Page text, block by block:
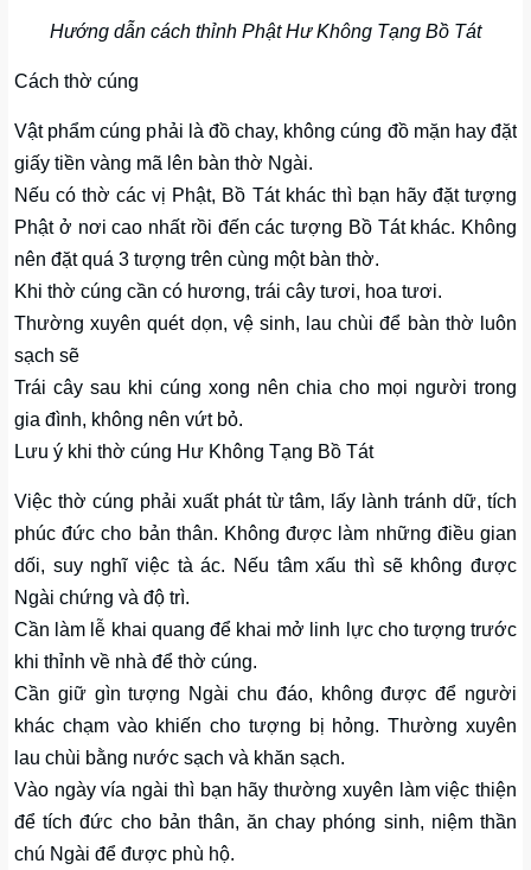
Hướng dẫn cách thỉnh Phật Hư Không Tạng Bồ Tát
Cách thờ cúng
Vật phẩm cúng phải là đồ chay, không cúng đồ mặn hay đặt
giấy tiền vàng mã lên bàn thờ Ngài.
Nếu có thờ các vị Phật, Bồ Tát khác thì bạn hãy đặt tượng
Phật ở nơi cao nhất rồi đến các tượng Bồ Tát khác. Không
nên đặt quá 3 tượng trên cùng một bàn thờ.
Khi thờ cúng cần có hương, trái cây tươi, hoa tươi.
Thường xuyên quét dọn, vệ sinh, lau chùi để bàn thờ luôn
sạch sẽ
Trái cây sau khi cúng xong nên chia cho mọi người trong
gia đình, không nên vứt bỏ.
Lưu ý khi thờ cúng Hư Không Tạng Bồ Tát
Việc thờ cúng phải xuất phát từ tâm, lấy lành tránh dữ, tích
phúc đức cho bản thân. Không được làm những điều gian
dối, suy nghĩ việc tà ác. Nếu tâm xấu thì sẽ không được
Ngài chứng và độ trì.
Cần làm lễ khai quang để khai mở linh lực cho tượng trước
khi thỉnh về nhà để thờ cúng.
Cần giữ gìn tượng Ngài chu đáo, không được để người
khác chạm vào khiến cho tượng bị hỏng. Thường xuyên
lau chùi bằng nước sạch và khăn sạch.
Vào ngày vía ngài thì bạn hãy thường xuyên làm việc thiện
để tích đức cho bản thân, ăn chay phóng sinh, niệm thần
chú Ngài để được phù hộ.